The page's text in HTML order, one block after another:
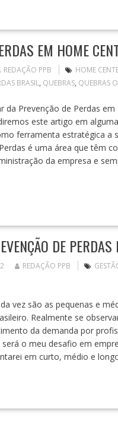
EM HOME
REDAÇÃO PPB HOME
BRASIL, QUEBRAS, QUEBRAS
da Prevenção de Perdas
este artigo em
ferramenta estratégica a
é uma área que têm
da empresa e
DE
REDAÇÃO PPB
vez são as pequenas e
Realmente se
da demanda por
o meu desafio em
em curto, médio e